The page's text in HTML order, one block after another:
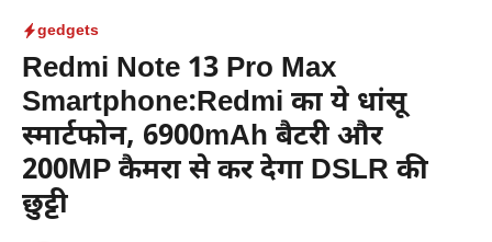
gedgets
Redmi Note 13 Pro Max
Smartphone:Redmi का ये धांसू
स्मार्टफोन, 6900mAh बैटरी और
200MP कैमरा से कर देगा DSLR की
छुट्टी